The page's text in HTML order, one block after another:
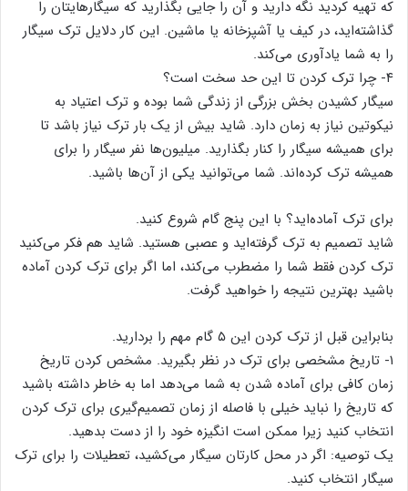
که تهیه کردید نگه دارید و آن را جایی بگذارید که سیگارهایتان را
گذاشته‌اید، در کیف یا آشپزخانه یا ماشین. این کار دلایل ترک سیگار
را به شما یادآوری می‌کند.
۴- چرا ترک کردن تا این حد سخت است؟
سیگار کشیدن بخش بزرگی از زندگی شما بوده و ترک اعتیاد به
نیکوتین نیاز به زمان دارد. شاید بیش از یک بار ترک نیاز باشد تا
برای همیشه سیگار را کنار بگذارید. میلیون‌ها نفر سیگار را برای
همیشه ترک کرده‌اند. شما می‌توانید یکی از آن‌ها باشید.
برای ترک آماده‌اید؟ با این پنج گام شروع کنید.
شاید تصمیم به ترک گرفته‌اید و عصبی هستید. شاید هم فکر می‌کنید
ترک کردن فقط شما را مضطرب می‌کند، اما اگر برای ترک کردن آماده
باشید بهترین نتیجه را خواهید گرفت.
بنابراین قبل از ترک کردن این ۵ گام مهم را بردارید.
۱- تاریخ مشخصی برای ترک در نظر بگیرید. مشخص کردن تاریخ
زمان کافی برای آماده شدن به شما می‌دهد اما به خاطر داشته باشید
که تاریخ را نباید خیلی با فاصله از زمان تصمیم‌گیری برای ترک کردن
انتخاب کنید زیرا ممکن است انگیزه خود را از دست بدهید.
یک توصیه: اگر در محل کارتان سیگار می‌کشید، تعطیلات را برای ترک
سیگار انتخاب کنید.